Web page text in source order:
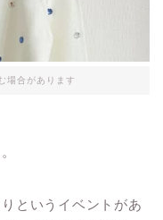
場合があります
というイベントがあ